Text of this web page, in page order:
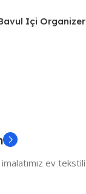
Içi Organizer
ev tekstili